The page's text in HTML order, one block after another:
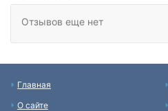
Отзывов еще нет
Главная
О сайте